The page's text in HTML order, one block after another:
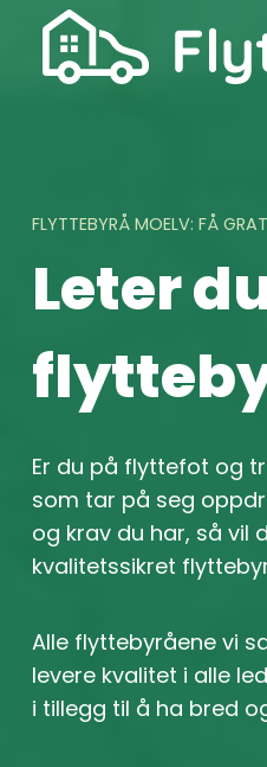
content
FLYTTEBYRÅ MOELV: FÅ
Leter
Er du på flyttefot og
som tar på seg
og krav du har, så
kvalitetssikret
Alle flyttebyråene vi
levere kvalitet i alle
i tillegg til å ha bred